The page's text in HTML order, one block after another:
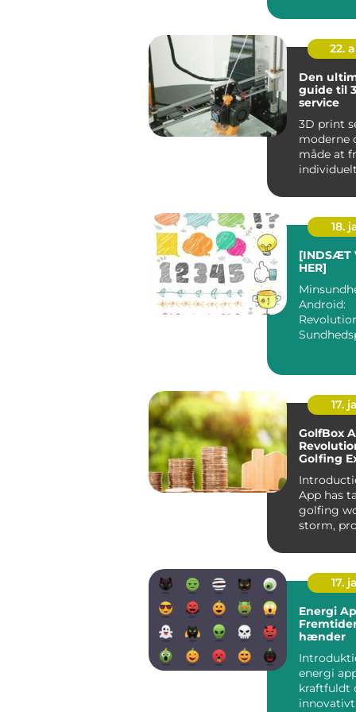
ude,...
22.
Den
guide til
service
3D print
moderne
måde at
18.
[INDSÆT
HER]
Android:
17.
GolfBox
Golfing
App has
golfing
storm,
friend...
17.
Energi
hænder
energi
kraftfuldt